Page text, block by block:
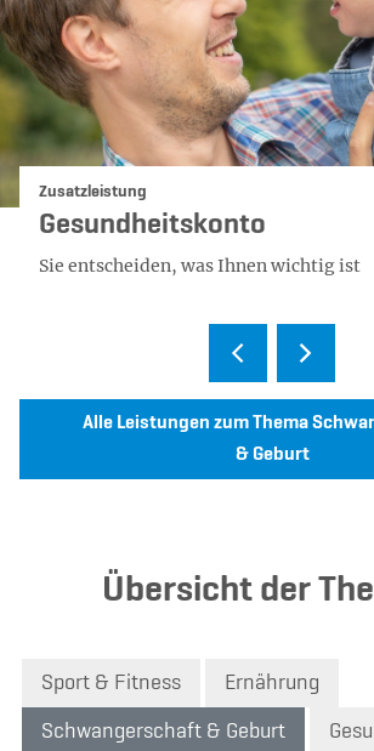
Kategorie:
Zusatzleistung
Gesundheitskonto
Sie entscheiden, was Ihnen wichtig ist
Alle Leistungen zum Thema
& Geburt
Übersicht der
Sport & Fitness Ernährung
Schwangerschaft & Geburt